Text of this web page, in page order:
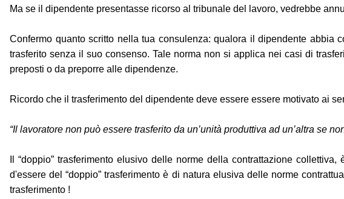
Ma se il dipendente presentasse ricorso al tribunale del lavoro, vedrebbe
Confermo quanto scritto nella tua consulenza: qualora il dipendente
trasferito senza il suo consenso. Tale norma non si applica nei casi di
preposti o da preporre alle dipendenze.
Ricordo che il trasferimento del dipendente deve essere essere motivato ai
“Il lavoratore non può essere trasferito da un’unità produttiva ad un’altra se
Il “doppio” trasferimento elusivo delle norme della contrattazione
d'essere del “doppio” trasferimento è di natura elusiva delle norme
trasferimento !